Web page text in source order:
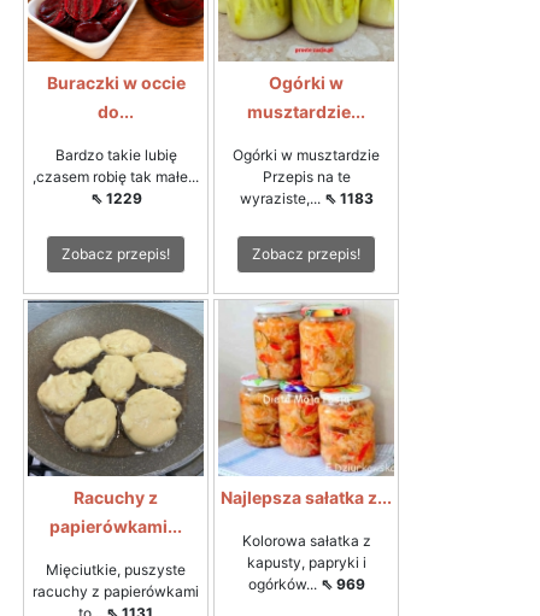
Buraczki w occie
do...
Bardzo takie lubię
,czasem robię tak małe...
⇖ 1229
Zobacz przepis!
Ogórki w
musztardzie...
Ogórki w musztardzie
Przepis na te
wyraziste,... ⇖ 1183
Zobacz przepis!
Racuchy z
papierówkami...
Mięciutkie, puszyste
racuchy z papierówkami
Najlepsza sałatka z...
Kolorowa sałatka z
kapusty, papryki i
ogórków... ⇖ 969